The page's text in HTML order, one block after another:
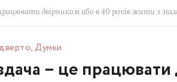
двірником або в 40 років жити з
,Думки
– це працювати